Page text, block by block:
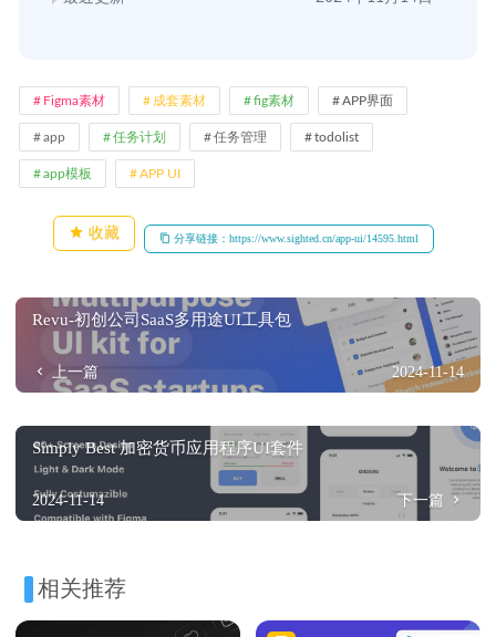
Figma素材 成套素材 fig素材 APP界面
app 任务计划 任务管理 todolist
app模板 APP UI
收藏 分享链接：https://www.sighted.cn/app-ui/14595.html
Revu-初创公司SaaS多用途UI工具包
上一篇 2024-11-14
Simply Best 加密货币应用程序UI套件
2024-11-14 下一篇
相关推荐